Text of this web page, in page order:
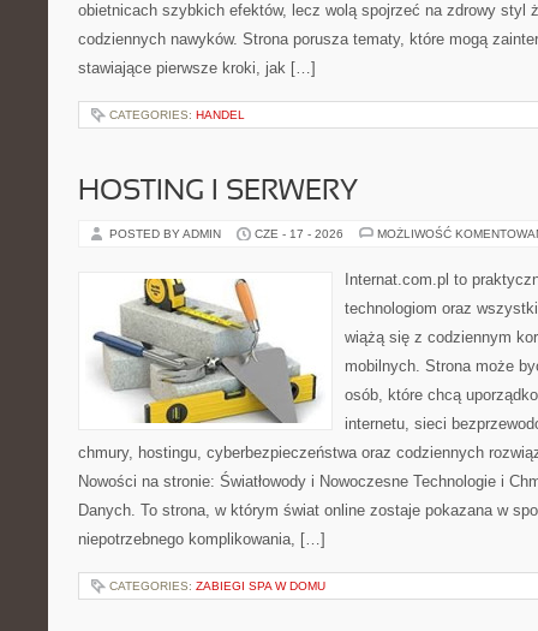
obietnicach szybkich efektów, lecz wolą spojrzeć na zdrowy styl
codziennych nawyków. Strona porusza tematy, które mogą
stawiające pierwsze kroki, jak […]
CATEGORIES: HANDEL
HOSTING I SERWERY
POSTED BY ADMIN CZE - 17 - 2026 MOŻLIWOŚĆ
Internat.com.pl to
technologiom oraz
wiążą się z codziennym
mobilnych. Strona może
osób, które chcą
internetu, sieci
chmury, hostingu, cyberbezpieczeństwa oraz codziennych
Nowości na stronie: Światłowody i Nowoczesne Technologie i
Danych. To strona, w którym świat online zostaje pokazana w
niepotrzebnego komplikowania, […]
CATEGORIES: ZABIEGI SPA W DOMU